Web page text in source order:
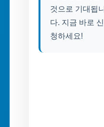
것으로 기대됩니
다. 지금 바로 신
청하세요!